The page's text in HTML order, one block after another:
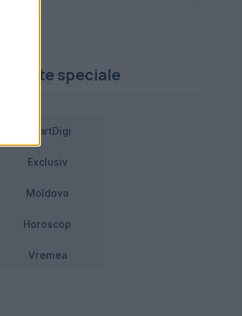
Proiecte speciale
SmartDigi
Exclusiv
Moldova
Horoscop
Vremea